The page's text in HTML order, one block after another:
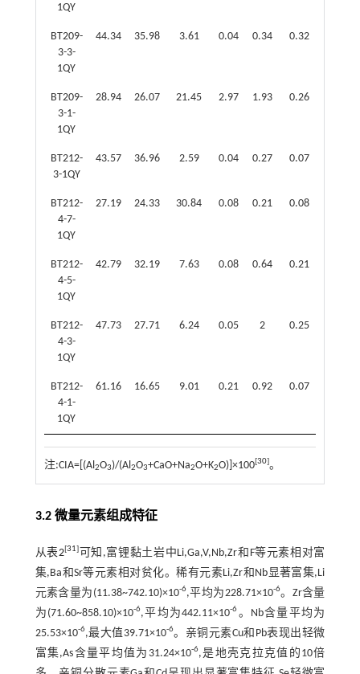
1QY
BT209-
3-3-
1QY
44.34 35.98 3.61 0.04 0.34 0.32
BT209-
3-1-
1QY
28.94 26.07 21.45 2.97 1.93 0.26
BT212-
3-1QY
43.57 36.96 2.59 0.04 0.27 0.07
BT212-
4-7-
1QY
27.19 24.33 30.84 0.08 0.21 0.08
BT212-
4-5-
1QY
42.79 32.19 7.63 0.08 0.64 0.21
BT212-
4-3-
1QY
47.73 27.71 6.24 0.05 2 0.25
BT212-
4-1-
1QY
61.16 16.65 9.01 0.21 0.92 0.07
注:CIA=[(Al 2O3)/(Al 2O3+CaO+Na2O+K2O)]×100[30]。
3.2 微量元素组成特征
从表2[31]可知,富锂黏土岩中Li,Ga,V,Nb,Zr和F等元素相对富
集,Ba和Sr等元素相对贫化。稀有元素Li,Zr和Nb显著富集,Li
元素含量为(11.38~742.10)×10-6,平均为228.71×10-6。Zr含量
为(71.60~858.10)×10-6,平均为442.11×10-6。Nb含量平均为
25.53×10-6,最大值39.71×10-6。亲铜元素Cu和Pb表现出轻微
富集,As含量平均值为31.24×10-6,是地壳克拉克值的10倍